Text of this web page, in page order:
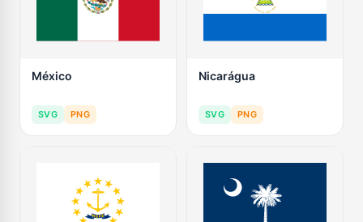
México
SVG PNG
Nicarágua
SVG PNG